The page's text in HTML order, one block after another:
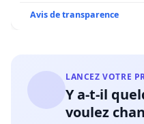
Avis de transparence
LANCEZ VOTRE
Y a-t-il
voulez